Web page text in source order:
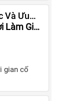
Và Ưu
Gia Đình
Làm Giúp
gian cố